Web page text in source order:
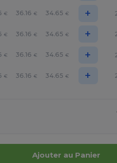
€ 36.16 € 34.65 € +
€ 36.16 € 34.65 € +
€ 36.16 € 34.65 € +
€ 36.16 € 34.65 € +
Ajouter au Panier